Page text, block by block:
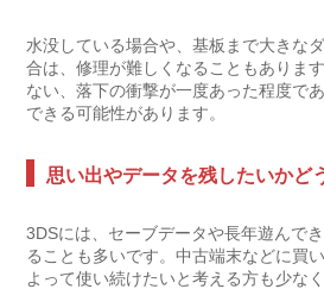
水没している場合や、基板まで大きな
合は、修理が難しくなることもありま
ない、落下の衝撃が一度あった程度で
できる可能性があります。
思い出やデータを残したいかど
3DSには、セーブデータや長年遊んで
ることも多いです。中古端末などに買
よって使い続けたいと考える方も少な